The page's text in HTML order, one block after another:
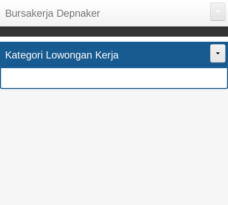
Bursakerja Depnaker
About Me
Disclaimer
Kategori Lowongan Kerja